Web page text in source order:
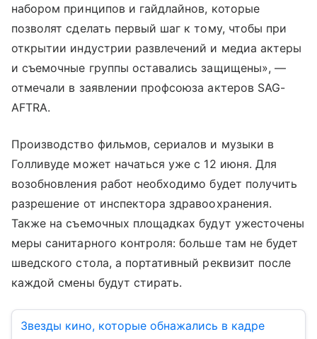
набором принципов и гайдлайнов, которые
позволят сделать первый шаг к тому, чтобы при
открытии индустрии развлечений и медиа актеры
и съемочные группы оставались защищены», —
отмечали в заявлении профсоюза актеров SAG-
AFTRA.
Производство фильмов, сериалов и музыки в
Голливуде может начаться уже с 12 июня. Для
возобновления работ необходимо будет получить
разрешение от инспектора здравоохранения.
Также на съемочных площадках будут ужесточены
меры санитарного контроля: больше там не будет
шведского стола, а портативный реквизит после
каждой смены будут стирать.
Звезды кино, которые обнажались в кадре